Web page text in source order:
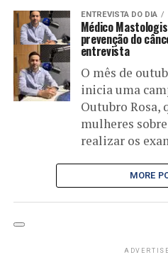
ENTREVISTA DO DIA
Médico
prevenção do
entrevista
O mês de
inicia uma
Outubro Rosa,
mulheres
realizar os
MORE